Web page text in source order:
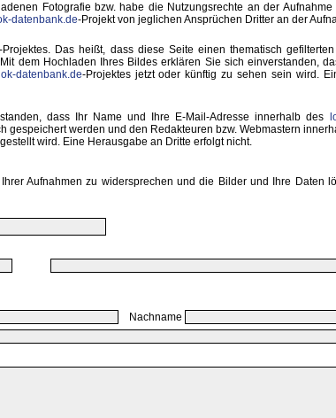
Fotografie bzw. habe die Nutzungsrechte an der
datenbank.de-Projekt von jeglichen Ansprüchen Dritter an der
-Projektes. Das heißt, dass diese Seite einen thematisch
dem Hochladen Ihres Bildes erklären Sie sich einverstanden,
lok-datenbank.de-Projektes jetzt oder künftig zu sehen sein wird.
dass Ihr Name und Ihre E-Mail-Adresse innerhalb des
gespeichert werden und den Redakteuren bzw. Webmastern
wird. Eine Herausgabe an Dritte erfolgt nicht.
Aufnahmen zu widersprechen und die Bilder und Ihre Daten
Nachname